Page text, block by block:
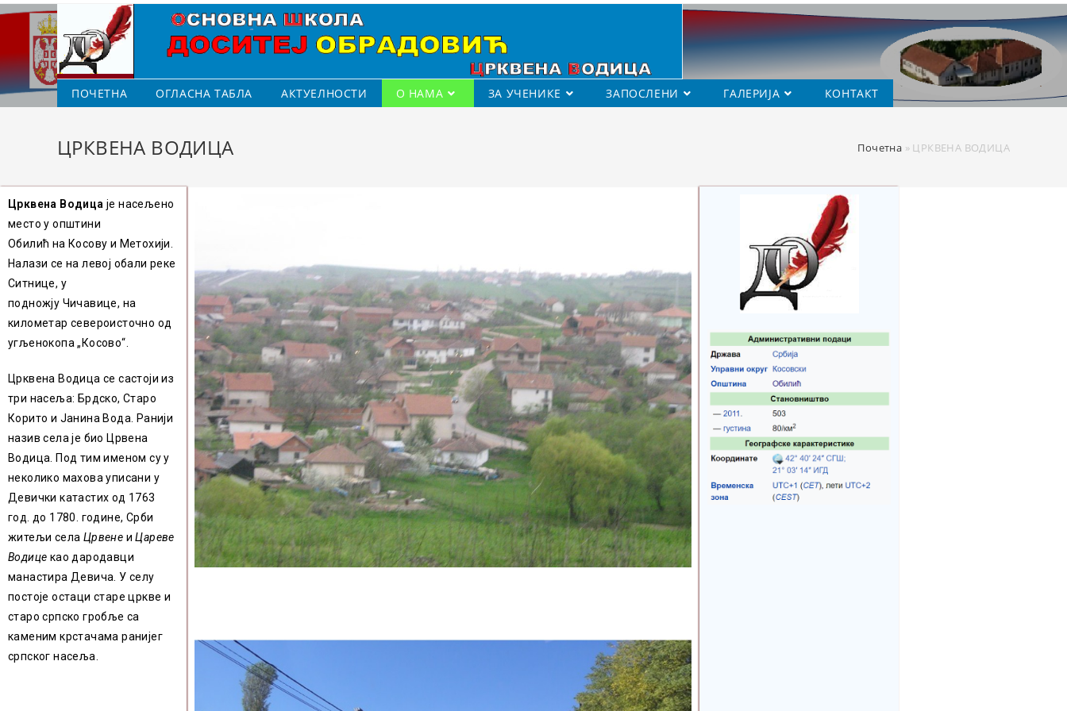
ПОЧЕТНА ОГЛАСНА ТАБЛА АКТУЕЛНОСТИ О НАМА ЗА УЧЕНИКЕ ЗАПОСЛЕНИ ГАЛЕРИЈА КОНТАКТ
ЦРКВЕНА ВОДИЦА Почетна » ЦРКВЕНА ВОДИЦА
Црквена Водица је насељено
место уопштини
Обилић на Косову и Метохији
Налази се на левој обали реке
Ситнице, у
подножју Чичавице, на
километар североисточно од
угљенокопа „Косово“.
Црквена Водица се састоји из
три насеља: Брдско, Старо
Корито и Јанина Вода. Ранији
назив села је био Црвена
Водица. Под тим именом су у
неколико махова уписани у
Девички катастих од 1763
год. до 1780. године, Срби
житељи села Црвене иЦареве
Водице као дародавци
манастира Девича. У селу
постоје остаци старе цркве и
старо српско гробље са
каменим крстачама ранијег
српског насеља.